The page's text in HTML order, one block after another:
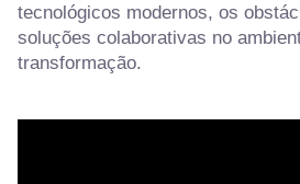
tecnológicos modernos, os
soluções colaborativas no
transformação.